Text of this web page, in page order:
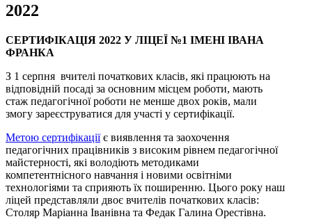
2022
СЕРТИФІКАЦІЯ 2022 У ЛІЦЕЇ №1 ІМЕНІ ІВАНА
ФРАНКА
З 1 серпня вчителі початкових класів, які працюють на
відповідній посаді за основним місцем роботи, мають
стаж педагогічної роботи не менше двох років, мали
змогу зареєструватися для участі у сертифікації.
Метою сертифікаціїє виявлення та заохочення
педагогічних працівників з високим рівнем педагогічної
майстерності, які володіють методиками
компетентнісного навчання і новими освітніми
технологіями та сприяють їх поширенню. Цього року наш
ліцей представляли двоє вчителів початкових класів:
Столяр Маріанна Іванівна та Федак Галина Орестівна.